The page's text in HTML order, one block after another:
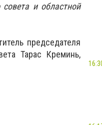
и областной
председателя
Тарас Креминь,